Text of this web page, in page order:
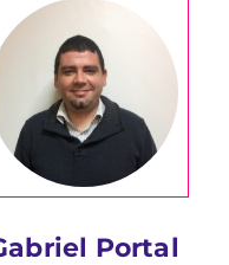
Portal